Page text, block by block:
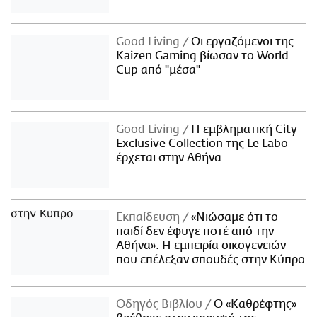
Good Living
Οι εργαζόμενοι της
Kaizen Gaming βίωσαν το World
Cup από "μέσα"
Good Living
Η εμβληματική City
Exclusive Collection της Le Labo
έρχεται στην Αθήνα
Εκπαίδευση
«Νιώσαμε ότι το
παιδί δεν έφυγε ποτέ από την
Αθήνα»: Η εμπειρία οικογενειών
που επέλεξαν σπουδές στην Κύπρο
Οδηγός Βιβλίου
Ο «Καθρέφτης»